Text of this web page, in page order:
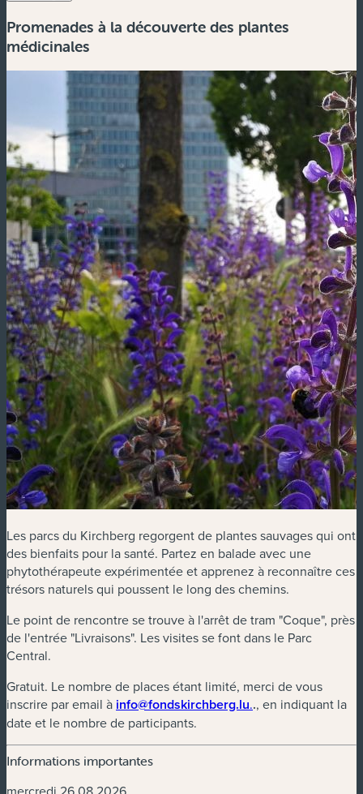
Promenades à la découverte des plantes
médicinales
Les parcs du Kirchberg regorgent de plantes sauvages qui ont
des bienfaits pour la santé. Partez en balade avec une
phytothérapeute expérimentée et apprenez à reconnaître ces
trésors naturels qui poussent le long des chemins.
Le point de rencontre se trouve à l'arrêt de tram "Coque", près
de l'entrée "Livraisons". Les visites se font dans le Parc
Central.
Gratuit. Le nombre de places étant limité, merci de vous
inscrire par email à info@fondskirchberg.lu.(nouvelle fenêtre)
., en indiquant la
date et le nombre de participants.
Informations importantes